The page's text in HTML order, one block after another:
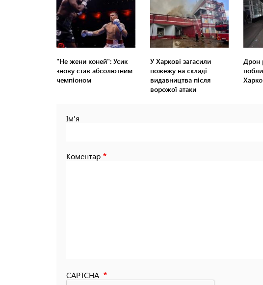
"Не жени коней": Усик
знову став абсолютним
чемпіоном
У Харкові загасили
пожежу на складі
видавництва після
ворожої атаки
Дрон
Ім'я
Коментар
CAPTCHA